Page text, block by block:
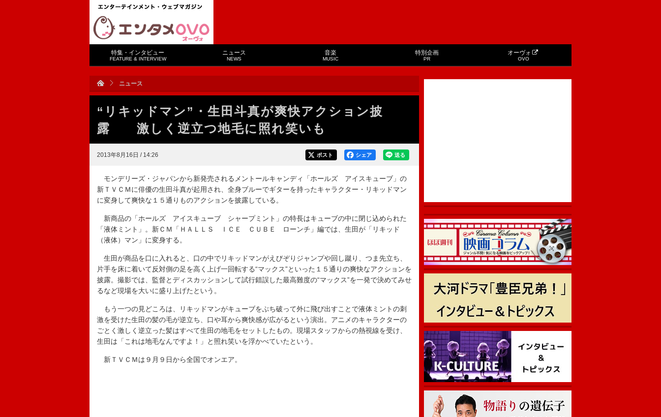
特集・インタビュー
FEATURE & INTERVIEW
ニュース
NEWS
音楽
MUSIC
特別企画
PR
オーヴォ
OVO
ニュース
“リキッドマン”・生田斗真が爽快アクション披
露 激しく逆立つ地毛に照れ笑いも
2013年8月16日 / 14:26 送る
シェア
ポスト
モンデリーズ・ジャパンから新発売されるメントールキャンディ「ホールズ アイスキューブ」の
新ＴＶＣＭに俳優の生田斗真が起用され、全身ブルーでギターを持ったキャラクター・リキッドマン
に変身して爽快な１５通りものアクションを披露している。
新商品の「ホールズ アイスキューブ シャープミント」の特長はキューブの中に閉じ込められた
「液体ミント」。新ＣＭ「ＨＡＬＬＳ ＩＣＥ ＣＵＢＥ ローンチ」編では、生田が「リキッド
（液体）マン」に変身する。
生田が商品を口に入れると、口の中でリキッドマンがえびぞりジャンプや回し蹴り、つま先立ち、
片手を床に着いて反対側の足を高く上げ一回転する“マックス”といった１５通りの爽快なアクションを
披露。撮影では、監督とディスカッションして試行錯誤した最高難度の“マックス”を一発で決めてみせ
るなど現場を大いに盛り上げたという。
もう一つの見どころは、リキッドマンがキューブをぶち破って外に飛び出すことで液体ミントの刺
激を受けた生田の髪の毛が逆立ち、口や耳から爽快感が広がるという演出。アニメのキャラクターの
ごとく激しく逆立った髪はすべて生田の地毛をセットしたもの。現場スタッフからの熱視線を受け、
生田は「これは地毛なんですよ！」と照れ笑いを浮かべていたという。
新ＴＶＣＭは９月９日から全国でオンエア。